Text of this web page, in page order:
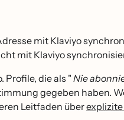
mit Klaviyo
mit Klaviyo
Profile, die als " Nie
gegeben haben.
Leitfaden über